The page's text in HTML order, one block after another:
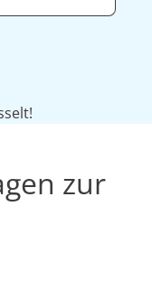
zur